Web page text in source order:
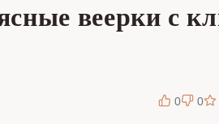
веерки с
0
0